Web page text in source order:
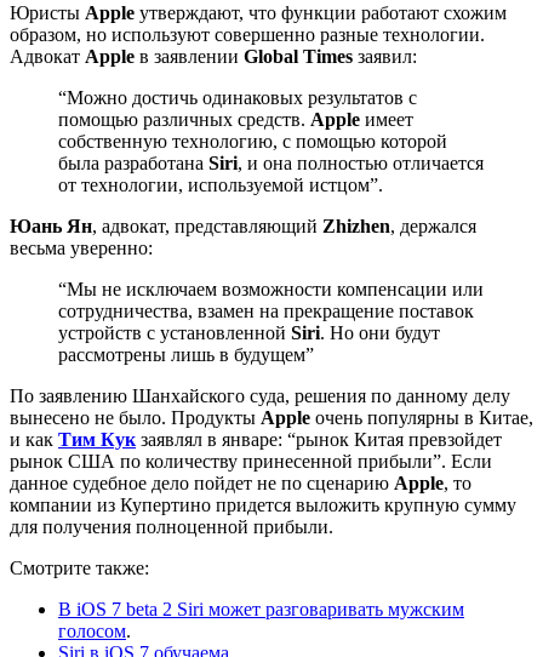
Юристы Apple утверждают, что функции работают схожим
образом, но используют совершенно разные технологии.
Адвокат Apple в заявлении Global Times заявил:
“Можно достичь одинаковых результатов с
помощью различных средств. Apple имеет
собственную технологию, с помощью которой
была разработана Siri, и она полностью отличается
от технологии, используемой истцом”.
Юань Ян, адвокат, представляющий Zhizhen, держался
весьма уверенно:
“Мы не исключаем возможности компенсации или
сотрудничества, взамен на прекращение поставок
устройств с установленной Siri. Но они будут
рассмотрены лишь в будущем”
По заявлению Шанхайского суда, решения по данному делу
вынесено не было. Продукты Apple очень популярны в Китае,
и как Тим Кук заявлял в январе: “рынок Китая превзойдет
рынок США по количеству принесенной прибыли”. Если
данное судебное дело пойдет не по сценарию Apple, то
компании из Купертино придется выложить крупную сумму
для получения полноценной прибыли.
Смотрите также:
В iOS 7 beta 2 Siri может разговаривать мужским
голосом.
Siri в iOS 7 обучаема.